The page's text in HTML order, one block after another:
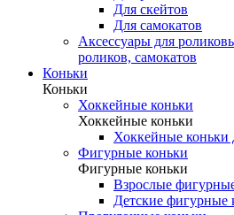
Для скейтов
Для самокатов
Аксессуары для
роликов, самокатов
Коньки
Коньки
Хоккейные коньки
Хоккейные коньки
Хоккейные коньки
Фигурные коньки
Фигурные коньки
Взрослые
Детские фигурные